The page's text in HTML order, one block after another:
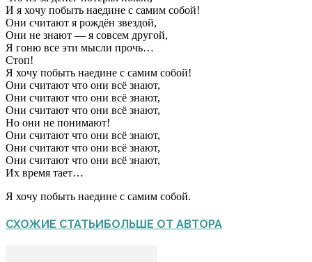
И я хочу побыть наедине с самим собой!
Они считают я рождён звездой,
Они не знают — я совсем другой,
Я гоню все эти мысли прочь…
Стоп!
Я хочу побыть наедине с самим собой!
Они считают что они всё знают,
Они считают что они всё знают,
Они считают что они всё знают,
Но они не понимают!
Они считают что они всё знают,
Они считают что они всё знают,
Они считают что они всё знают,
Их время тает…
Я хочу побыть наедине с самим собой.
СХОЖИЕ СТАТЬИБОЛЬШЕ ОТ АВТОРА